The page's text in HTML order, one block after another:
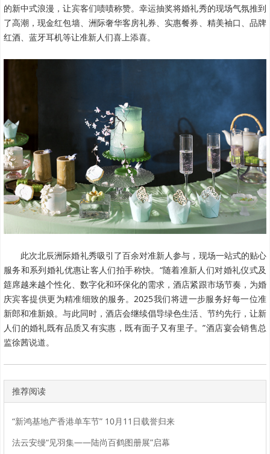
的新中式浪漫，让宾客们啧啧称赞。幸运抽奖将婚礼秀的现场气氛推到
了高潮，现金红包墙、洲际奢华客房礼券、实惠餐券、精美袖口、品牌
红酒、蓝牙耳机等让准新人们喜上添喜。
此次北辰洲际婚礼秀吸引了百余对准新人参与，现场一站式的贴心
服务和系列婚礼优惠让客人们拍手称快。“随着准新人们对婚礼仪式及
筵席越来越个性化、数字化和环保化的需求，酒店紧跟市场节奏，为婚
庆宾客提供更为精准细致的服务。2025我们将进一步服务好每一位准
新郎和准新娘。与此同时，酒店会继续倡导绿色生活、节约先行，让新
人们的婚礼既有品质又有实惠，既有面子又有里子。”酒店宴会销售总
监徐茜说道。
推荐阅读
“新鸿基地产香港单车节” 10月11日载誉归来
法云安缦“见羽集——陆尚百鹤图册展”启幕